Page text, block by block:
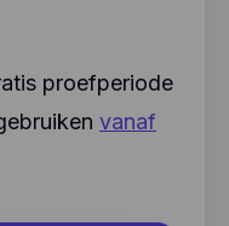
proefperiode
vanaf